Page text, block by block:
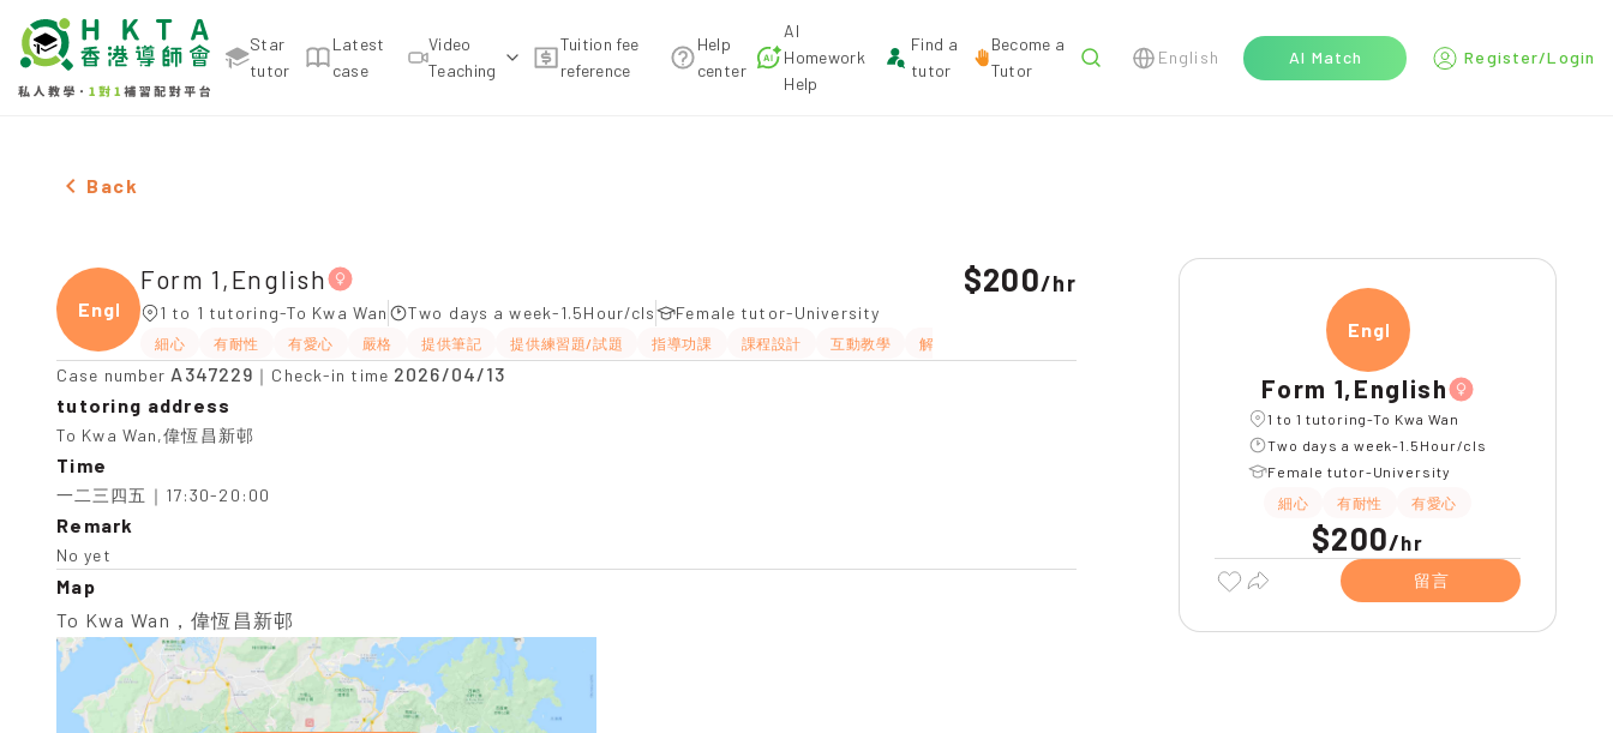
Star
tutor
Latest
case
Video
Teaching
Tuition fee
reference
Help
center
AI
Homework
Help
Find a
tutor
Become a
Tutor
English AI Match Register/Login
Female Form 1,English，To Kwa Wan Tuition recommendation
Back
Engli
Form 1,English
1 to 1 tutoring-To Kwa Wan Two days a week-1.5Hour/cls Female tutor-University
細心 有耐性 有愛心 嚴格 提供筆記 提供練習題/試題 指導功課 課程設計 互動教學 解題思路
$200/hr
Case number A347229 ｜Check-in time 2026/04/13
tutoring address
To Kwa Wan,偉恆昌新邨
Time
一二三四五｜17:30-20:00
Remark
No yet
Map
To Kwa Wan，偉恆昌新邨
Engli
Form 1,English
1 to 1 tutoring-To Kwa Wan
Two days a week-1.5Hour/cls
Female tutor-University
細心
有耐性 有愛心
$200/hr
留言